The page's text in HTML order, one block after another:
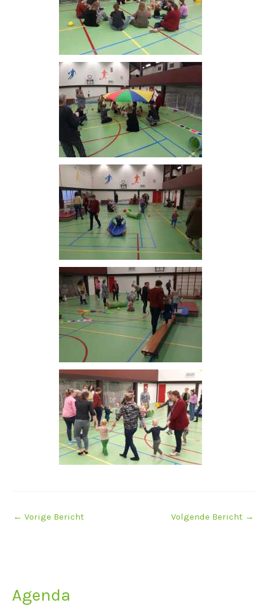
← Vorige Bericht Volgende Bericht →
Agenda